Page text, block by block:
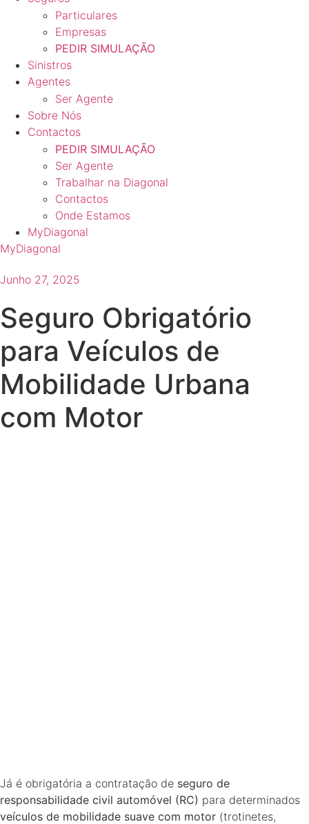
Particulares
Empresas
PEDIR SIMULAÇÃO
Sinistros
Agentes
Ser Agente
Sobre Nós
Contactos
PEDIR SIMULAÇÃO
Ser Agente
Trabalhar na Diagonal
Contactos
Onde Estamos
MyDiagonal
MyDiagonal
Junho 27, 2025
Seguro Obrigatório
para Veículos de
Mobilidade Urbana
com Motor
Já é obrigatória a contratação de seguro de
responsabilidade civil automóvel (RC) para determinados
veículos de mobilidade suave com motor (trotinetes,